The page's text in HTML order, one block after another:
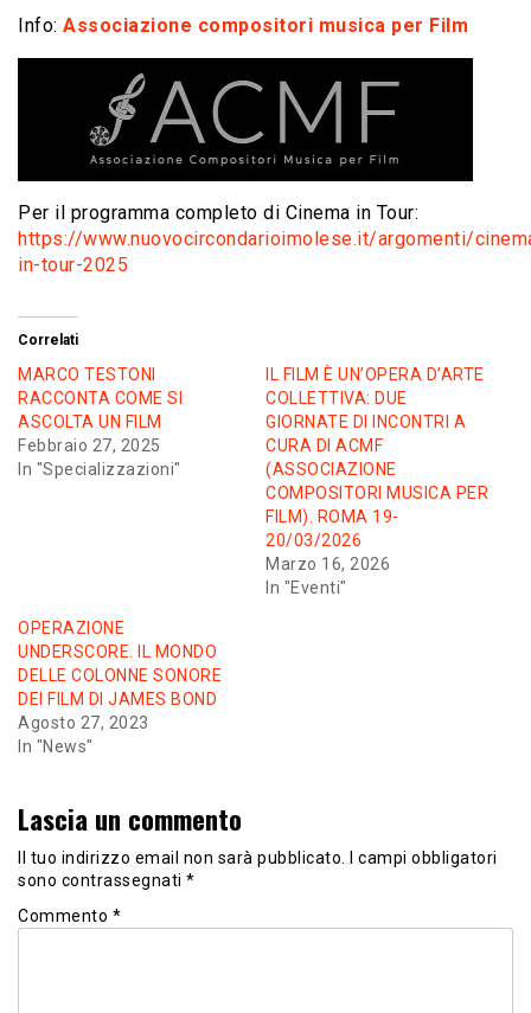
Info: Associazione compositori musica per Film
Per il programma completo di Cinema in Tour:
https://www.nuovocircondarioimolese.it/argomenti/
in-tour-2025
Correlati
MARCO TESTONI
RACCONTA COME SI
ASCOLTA UN FILM
Febbraio 27, 2025
In "Specializzazioni"
IL FILM È UN’OPERA D’ARTE
COLLETTIVA: DUE
GIORNATE DI INCONTRI A
CURA DI ACMF
(ASSOCIAZIONE
COMPOSITORI MUSICA PER
FILM). ROMA 19-
20/03/2026
Marzo 16, 2026
In "Eventi"
OPERAZIONE
UNDERSCORE. IL MONDO
DELLE COLONNE SONORE
DEI FILM DI JAMES BOND
Agosto 27, 2023
In "News"
Lascia un commento
Il tuo indirizzo email non sarà pubblicato.
I campi obbligatori
sono contrassegnati *
Commento *